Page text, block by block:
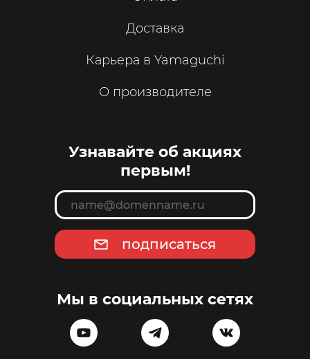
Доставка
Карьера в Yamaguchi
О производителе
Узнавайте об акциях
первым!
подписаться
Мы в социальных сетях